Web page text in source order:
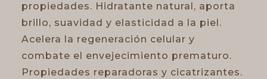
propiedades. Hidratante natural, aporta
brillo, suavidad y elasticidad a la piel.
Acelera la regeneración celular y
combate el envejecimiento prematuro.
Propiedades reparadoras y cicatrizantes.